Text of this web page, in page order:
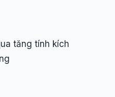
tăng tính kích